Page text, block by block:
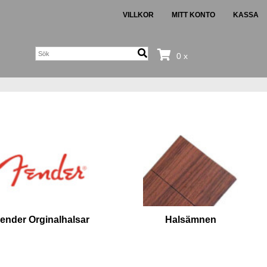
VILLKOR MITT KONTO KASSA
0 x
Orginalhalsar Halsämnen